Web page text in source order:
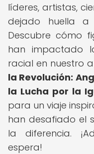
líderes, artistas,
dejado huella
Descubre cómo
han impactado
racial en nuestro
la Revolución:
la Lucha por la
para un viaje
han desafiado el
la diferencia.
espera!